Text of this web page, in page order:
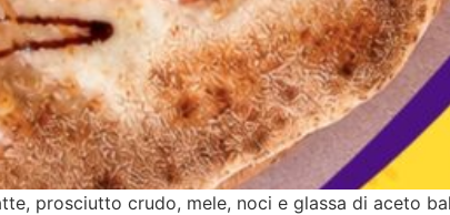
prosciutto crudo, mele, noci e glassa di aceto